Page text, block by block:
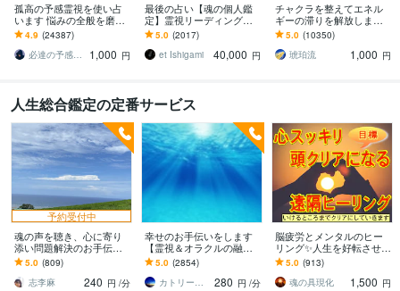
孤高の予感霊視を使い占
います 悩みの全般を磨き
上げ、研ぎ澄ました予感
より霊視により導きます
4.9 (24387)
必達の予感霊視 渡邊 潤一
1,000 円
最後の占い【魂の個人鑑
定】霊視リーディング承
ります 運命の地図を手
に、輝く人生を創る｜魂
の全体像を紐解く鑑定
5.0 (2017)
et Ishigami
40,000 円
チャクラを整えてエネル
ギーの滞りを解放します 7
割超リピート！人生を変
えたい人のエネルギー調
整
5.0 (10350)
琥珀流
1,000 円
人生総合鑑定の定番サービス
予約受付中
魂の声を聴き、心に寄り
添い問題解決のお手伝い
します 恋愛·人間関係·家族
·仕事·HSPさん…魂の望む
方へ✩.*˚
5.0 (809)
志李麻
240 円 /分
幸せのお手伝いをします
【霊視＆オラクルの融
合】現状☆現状から視た
未来をお伝えします
5.0 (2854)
カトリーナ・華れん
280 円 /分
脳疲労とメンタルのヒー
リング✨人生を好転させま
す 生きがいを取り戻そう
♪不安を払拭し人生を前向
きにさせます
5.0 (913)
魂の具現化
1,500 円